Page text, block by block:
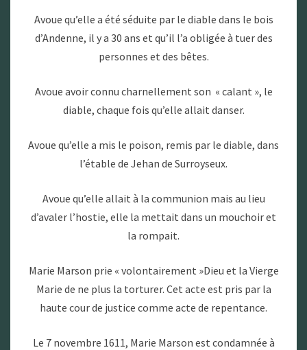
Avoue qu’elle a été séduite par le diable dans le bois
d’Andenne, il y a 30 ans et qu’il l’a obligée à tuer des
personnes et des bêtes.
Avoue avoir connu charnellement son « calant », le
diable, chaque fois qu’elle allait danser.
Avoue qu’elle a mis le poison, remis par le diable, dans
l’étable de Jehan de Surroyseux.
Avoue qu’elle allait à la communion mais au lieu
d’avaler l’hostie, elle la mettait dans un mouchoir et
la rompait.
Marie Marson prie « volontairement »Dieu et la Vierge
Marie de ne plus la torturer. Cet acte est pris par la
haute cour de justice comme acte de repentance.
Le 7 novembre 1611, Marie Marson est condamnée à